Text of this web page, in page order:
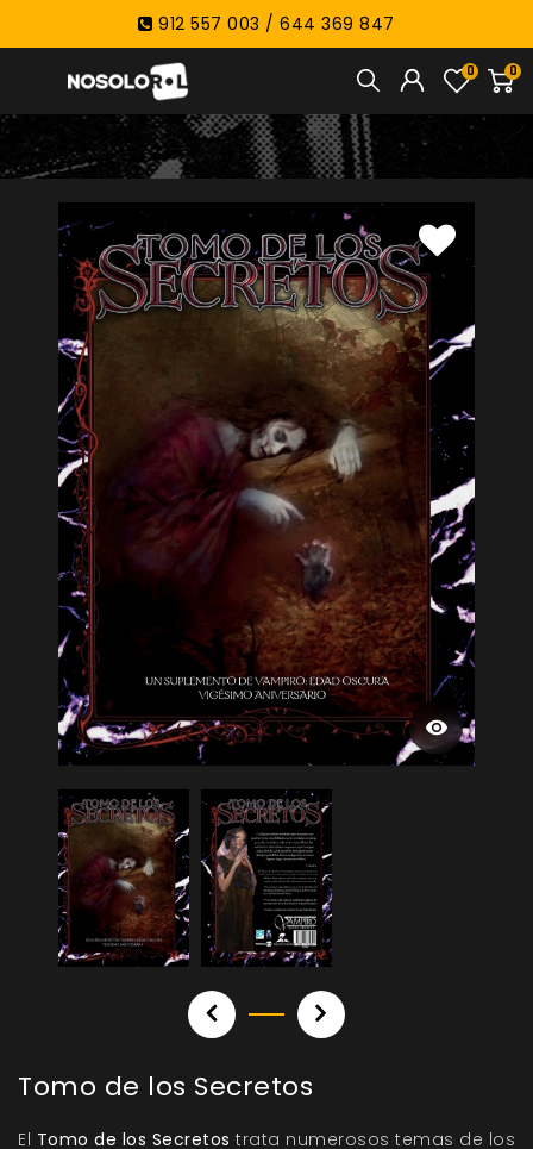
912 557 003 / 644 369 847
0
0
Tomo de los Secretos
El Tomo de los Secretos trata numerosos temas de los